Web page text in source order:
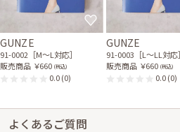
GUNZE
91-0002［M〜L対応］
販売商品 ￥660 (税込)
0.0(0)
GUNZE
91-0003［L〜LL対応］
販売商品 ￥660 (税込)
0.0(0)
よくあるご質問